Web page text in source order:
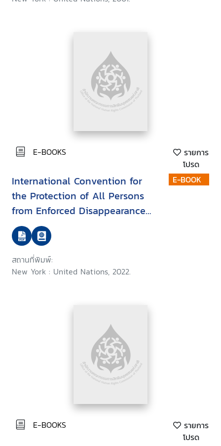
E-BOOKS
รายการ
โปรด
International Convention for
the Protection of All Persons
from Enforced Disappearance
(ICPPED)
สถานที่พิมพ์:
New York : United Nations, 2022.
E-BOOK
E-BOOKS
รายการ
โปรด